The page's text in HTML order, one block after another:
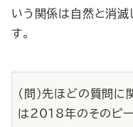
いう関係は自然と消滅
す。
（問）先ほどの質問
は2018年のそのピー